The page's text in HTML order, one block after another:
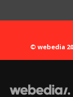
© webedia